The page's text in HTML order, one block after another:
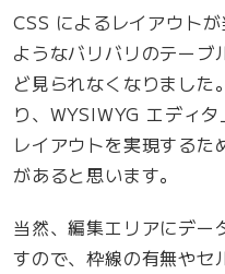
ま
し
た
”
の
CSS によるレイアウト
ようなバリバリのテーブ
ど見られなくなりまし
り、WYSIWYG エディ
レイアウトを実現するた
があると思います。
当然、編集エリアにデー
すので、枠線の有無やセ